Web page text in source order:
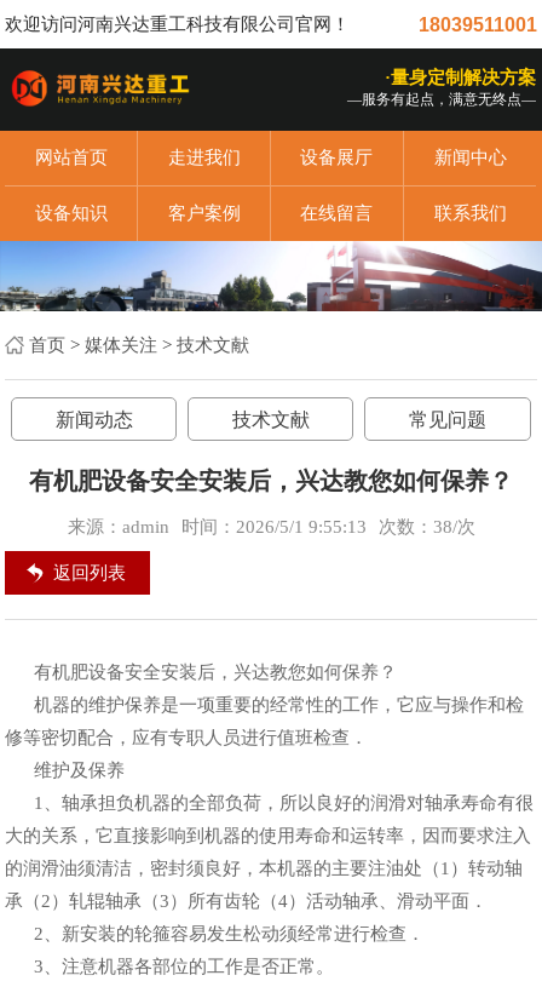
欢迎访问河南兴达重工科技有限公司官网！ 18039511001
·量身定制解决方案
—服务有起点，满意无终点—
网站首页 走进我们 设备展厅 新闻中心
设备知识 客户案例 在线留言 联系我们
首页 >媒体关注 >技术文献
新闻动态 技术文献 常见问题
有机肥设备安全安装后，兴达教您如何保养？
来源：admin 时间：2026/5/1 9:55:13 次数： 38/次
返回列表
有机肥设备安全安装后，兴达教您如何保养？
机器的维护保养是一项重要的经常性的工作，它应与操作和检
修等密切配合，应有专职人员进行值班检查．
维护及保养
1、轴承担负机器的全部负荷，所以良好的润滑对轴承寿命有很
大的关系，它直接影响到机器的使用寿命和运转率，因而要求注入
的润滑油须清洁，密封须良好，本机器的主要注油处（1）转动轴
承（2）轧辊轴承（3）所有齿轮（4）活动轴承、滑动平面．
2、新安装的轮箍容易发生松动须经常进行检查．
3、注意机器各部位的工作是否正常。